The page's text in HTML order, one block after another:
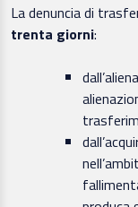
La denuncia di
trenta giorni: